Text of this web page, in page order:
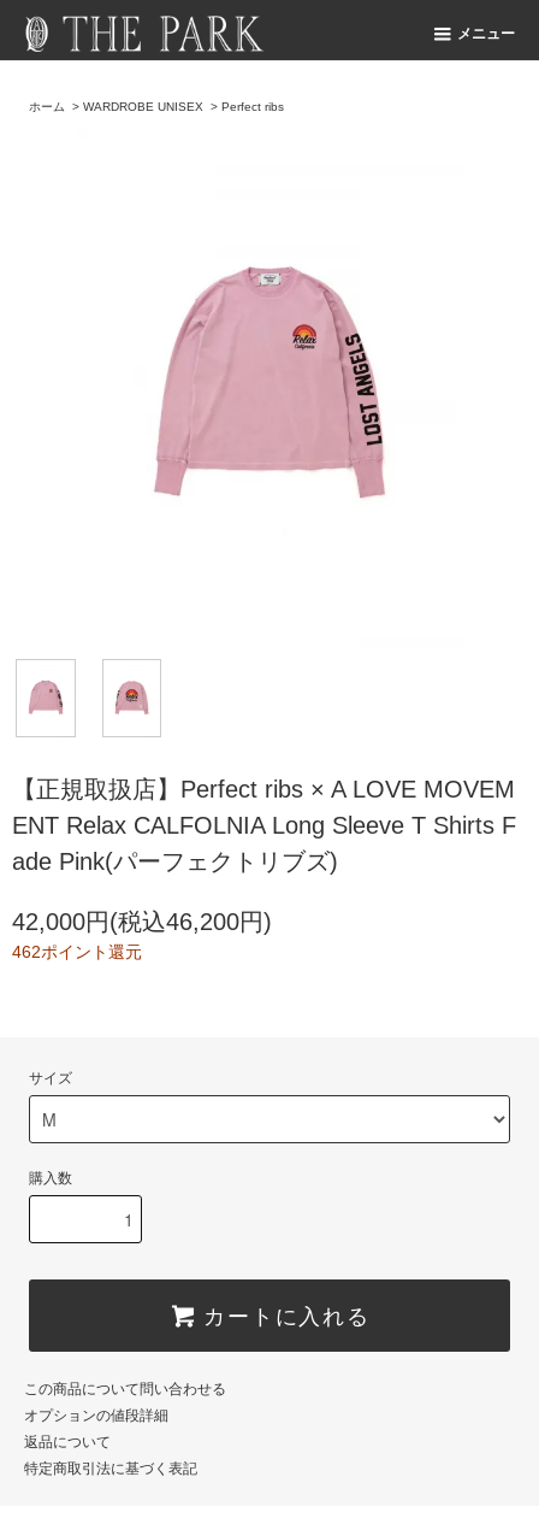
メニュー
ホーム >WARDROBE UNISEX >Perfect ribs
【正規取扱店】Perfect ribs × A LOVE MOVEM
ENT Relax CALFOLNIA Long Sleeve T Shirts F
ade Pink(パーフェクトリブズ)
42,000円(税込46,200円)
462ポイント還元
サイズ
購入数
カートに入れる
この商品について問い合わせる
オプションの値段詳細
返品について
特定商取引法に基づく表記